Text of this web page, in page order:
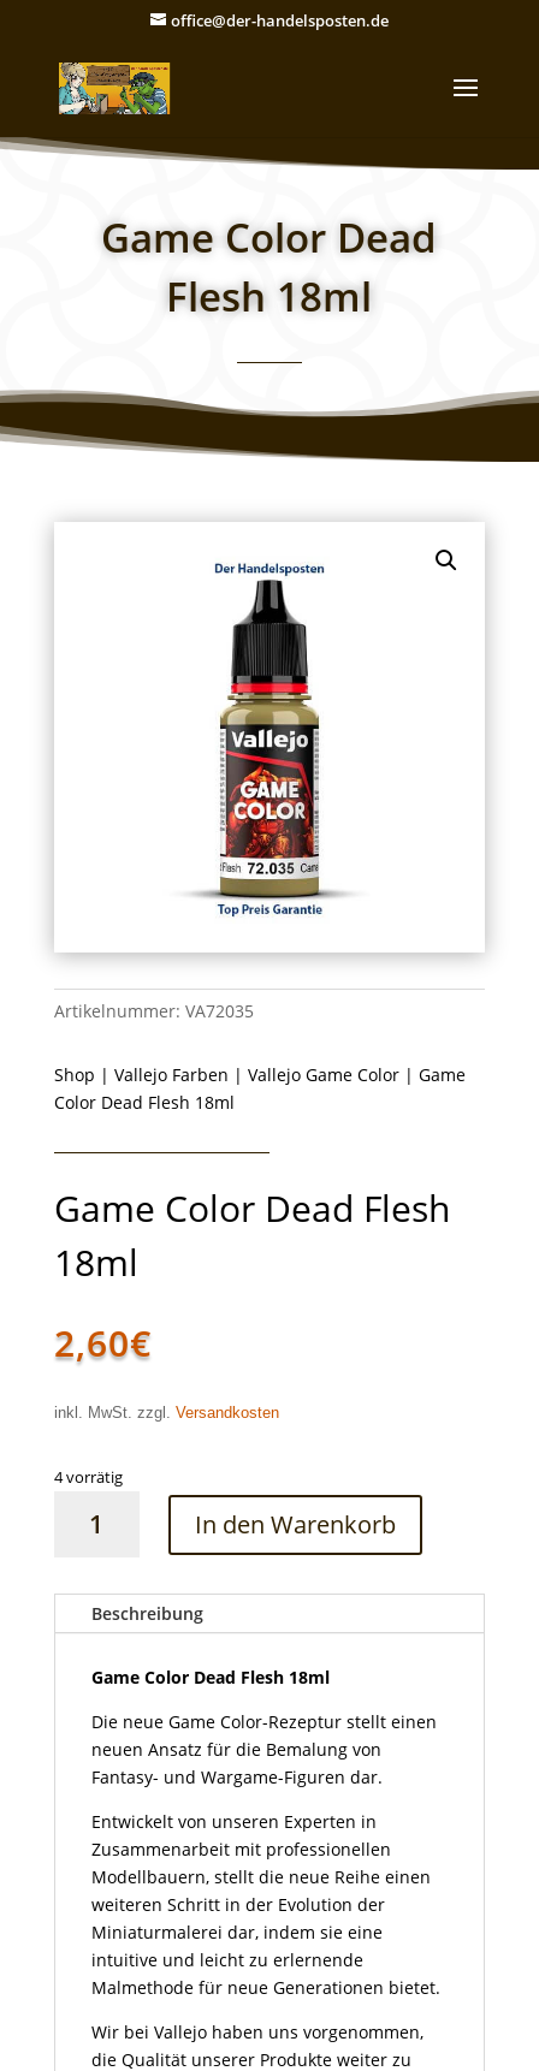
office@der-handelsposten.de
Game Color Dead
Flesh 18ml
Artikelnummer: VA72035
Shop | Vallejo Farben | Vallejo Game Color| Game
Color Dead Flesh 18ml
Game Color Dead Flesh
18ml
2,60€
inkl. MwSt. zzgl. Versandkosten
4 vorrätig
Color
18ml
In den Warenkorb
Beschreibung
Game Color Dead Flesh 18ml
Die neue Game Color-Rezeptur stellt einen
neuen Ansatz für die Bemalung von
Fantasy- und Wargame-Figuren dar.
Entwickelt von unseren Experten in
Zusammenarbeit mit professionellen
Modellbauern, stellt die neue Reihe einen
weiteren Schritt in der Evolution der
Miniaturmalerei dar, indem sie eine
intuitive und leicht zu erlernende
Malmethode für neue Generationen bietet.
Wir bei Vallejo haben uns vorgenommen,
die Qualität unserer Produkte weiter zu